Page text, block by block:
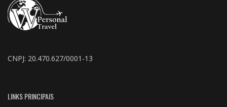
CNPJ: 20.470.627/0001-13
LINKS PRINCIPAIS